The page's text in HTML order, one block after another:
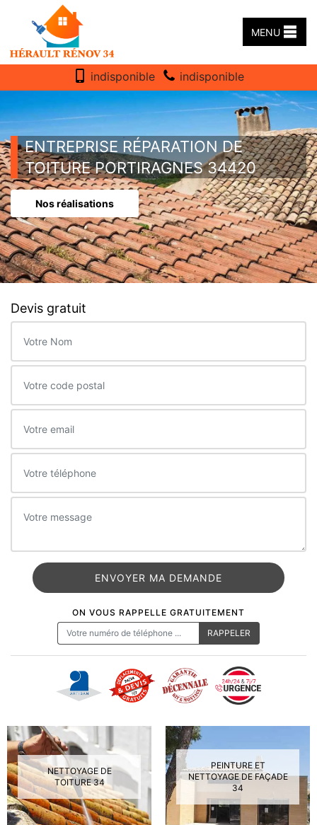
MENU
indisponible indisponible
ENTREPRISE RÉPARATION DE
TOITURE PORTIRAGNES 34420
Nos réalisations
Devis gratuit
ON VOUS RAPPELLE GRATUITEMENT
NETTOYAGE DE
TOITURE 34
PEINTURE ET
NETTOYAGE DE FAÇADE
34